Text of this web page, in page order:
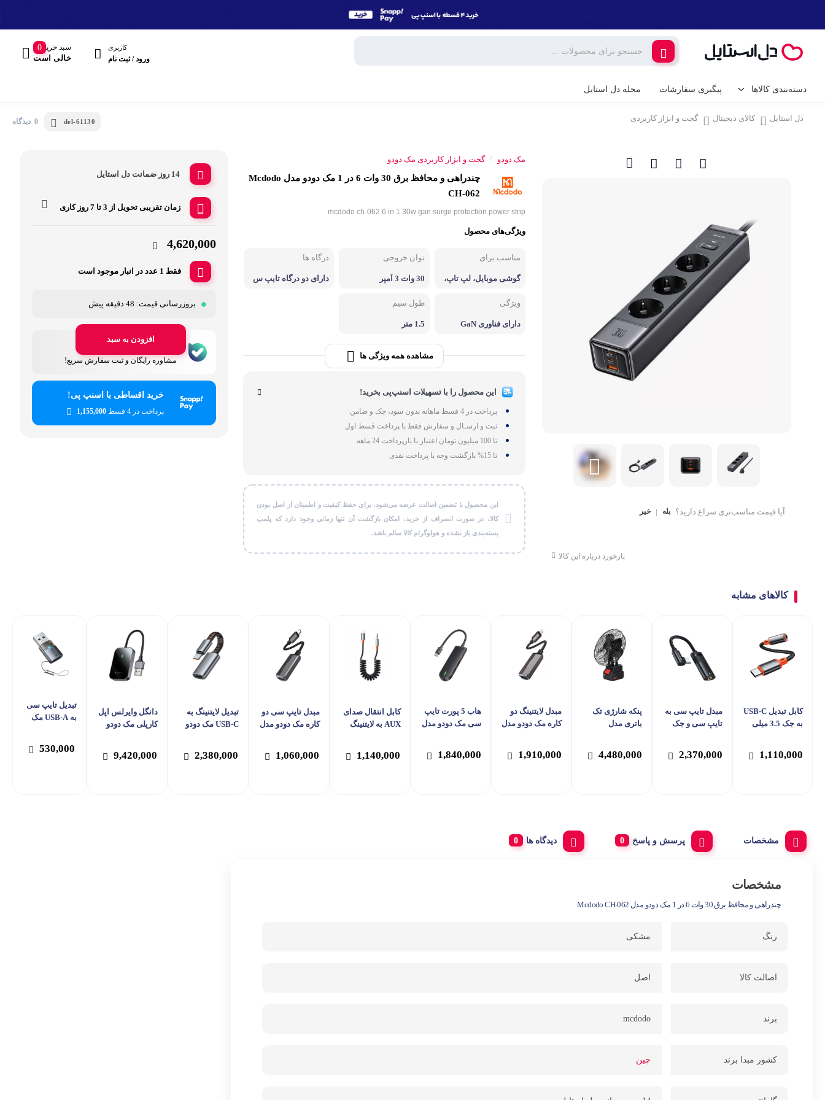
کاربری
ورود / ثبت نام
سبد خرید
خالی است
0
دسته‌بندی کالاها
کالای دیجیتال
تجهیزات شبکه و ارتباطات
هارد دیسک اکسترنال
پاوربانک
ابزار آلات و تجهیزات
کتاب، لوازم تحریر و هنر
پیگیری سفارشات مجله دل استایل
دل استایل کالای دیجیتال گجت و ابزار کاربردی del-61130 0 دیدگاه
آیا قیمت مناسب‌تری سراغ دارید؟ بله | خیر
بازخورد درباره این کالا
مک دودو / گجت و ابزار کاربردی مک دودو
چندراهی و محافظ برق 30 وات 6 در 1 مک دودو مدل Mcdodo
CH-062
mcdodo ch-062 6 in 1 30w gan surge protection power strip
ویژگی‌های محصول
مناسب برای
گوشی موبایل، لپ تاپ،
توان خروجی
30 وات 3 آمپر
درگاه ها
دارای دو درگاه تایپ س
ویژگی
دارای فناوری GaN
طول سیم
1.5 متر
مشاهده همه ویژگی ها
این محصول را با تسهیلات اسنپ‌پی بخرید!
پرداخت در 4 قسط ماهانه بدون سود، چک و ضامن
ثبت و ارسـال و سفارش فقط با پرداخت قسط اول
تا 100 میلیون تومان اعتبار با بازپرداخت 24 ماهه
تا 15% بازگشت وجه با پرداخت نقدی
این محصول با تضمین اصالت عرضه می‌شود. برای حفظ کیفیت و اطمینان از اصل بودن
کالا، در صورت انصراف از خرید، امکان بازگشت آن تنها زمانی وجود دارد که پلمپ
بسته‌بندی باز نشده و هولوگرام کالا سالم باشد.
14 روز ضمانت دل استایل
زمان تقریبی تحویل از 3 تا 7 روز کاری
4,620,000
فقط 1 عدد در انبار موجود است
بروزرسانی قیمت: 48 دقیقه پیش
افزودن به سبد
پشتیبانی دل‌استایل
مشاوره رایگان و ثبت سفارش سریع!
خرید اقساطی با اسنپ پی!
پرداخت در 4 قسط 1,155,000
کالاهای مشابه
کابل تبدیل USB-C
به جک 3.5 میلی
756
1,110,000
مبدل تایپ سی به
تایپ سی و جک
188
2,370,000
پنکه شارژی تک
باتری مدل
4,480,000
مبدل لایتنینگ دو
کاره مک دودو مدل
1,910,000
هاب 5 پورت تایپ
سی مک دودو مدل
1,840,000
کابل انتقال صدای
AUX به لایتنینگ
1,140,000
مبدل تایپ سی دو
کاره مک دودو مدل
1,060,000
تبدیل لایتنینگ به
USB-C مک دودو
2,380,000
دانگل وایرلس اپل
کارپلی مک دودو
9,420,000
تبدیل تایپ سی
به USB-A مک
758
530,000
مشخصات پرسش و پاسخ دیدگاه ها
مشخصات
چندراهی و محافظ برق 30 وات 6 در 1 مک دودو مدل Mcdodo CH-062
رنگ مشکی
اصالت کالا اصل
برند mcdodo
کشور مبدا برند چین